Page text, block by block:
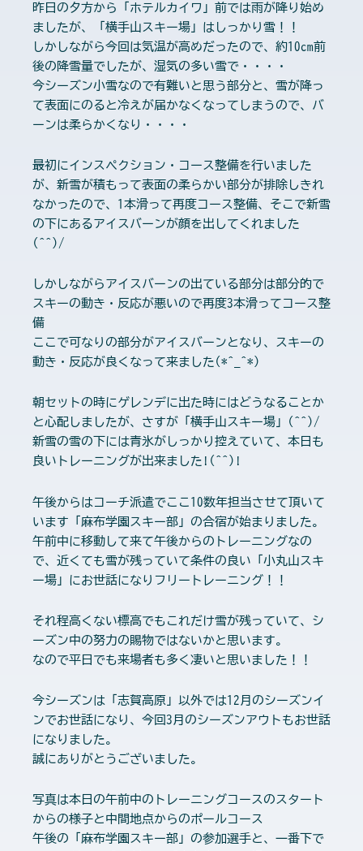
昨日の夕方から「ホテルカイワ」前では雨が降り始め
ましたが、「横手山スキー場」はしっかり雪！！
しかしながら今回は気温が高めだったので、約10cm前
後の降雪量でしたが、湿気の多い雪で・・・・
今シーズン小雪なので有難いと思う部分と、雪が降っ
て表面にのると冷えが届かなくなってしまうので、バ
ーンは柔らかくなり・・・・
最初にインスペクション・コース整備を行いました
が、新雪が積もって表面の柔らかい部分が排除しきれ
なかったので、1本滑って再度コース整備、そこで新雪
の下にあるアイスバーンが顔を出してくれました
(^^)/
しかしながらアイスバーンの出ている部分は部分的で
スキーの動き・反応が悪いので再度3本滑ってコース整
備
ここで可なりの部分がアイスバーンとなり、スキーの
動き・反応が良くなって来ました(*^_^*)
朝セットの時にゲレンデに出た時にはどうなることか
と心配しましたが、さすが「横手山スキー場」(^^)/
新雪の雪の下には青氷がしっかり控えていて、本日も
良いトレーニングが出来ました!(^^)!
午後からはコーチ派遣でここ10数年担当させて頂いて
います「麻布学園スキー部」の合宿が始まりました。
午前中に移動して来て午後からのトレーニングなの
で、近くても雪が残っていて条件の良い「小丸山スキ
ー場」にお世話になりフリートレーニング！！
それ程高くない標高でもこれだけ雪が残っていて、シ
ーズン中の努力の賜物ではないかと思います。
なので平日でも来場者も多く凄いと思いました！！
今シーズンは「志賀高原」以外では12月のシーズンイ
ンでお世話になり、今回3月のシーズンアウトもお世話
になりました。
誠にありがとうございました。
写真は本日の午前中のトレーニングコースのスタート
からの様子と中間地点からのポールコース
午後の「麻布学園スキー部」の参加選手と、一番下で